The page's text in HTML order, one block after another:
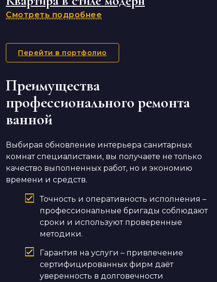
Смотреть подробнее
Перейти в портфолио
Преимущества
профессионального ремонта
ванной
Выбирая обновление интерьера санитарных
комнат специалистами, вы получаете не только
качество выполненных работ, но и экономию
времени и средств.
Точность и оперативность исполнения –
профессиональные бригады соблюдают
сроки и используют проверенные
методики.
Гарантия на услуги – привлечение
сертифицированных фирм даёт
уверенность в долговечности